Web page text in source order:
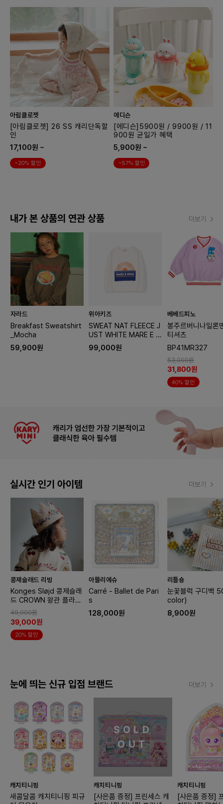
아림클로젯
[아림클로젯] 26 SS 캐리단독할
인
17,100원 ~
~20% 할인
에디슨
[에디슨]5900원 / 9900원 / 11
900원 균일가 혜택
5,900원 ~
~57% 할인
내가 본 상품의 연관 상품 더보기
자라드
Breakfast Sweatshirt
_Mocha
59,900원
위아키즈
SWEAT NAT FLEECE J
UST WHITE MARE E S
OLE
99,000원
베베드피노
봉주르버니나일론
티셔츠
BP41MR327
53,000원
31,800원
40% 할인
실시간 인기 아이템 더보기
콩제슬래드 리빙
Konges Sløjd 콩제슬래
드 CROWN 왕관 플라워
디노
49,000원
39,000원
20% 할인
아뜰리에슈
Carré - Ballet de Pari
s
128,000원
리틀숑
눈꽃블럭 구디백
color)
8,900원
눈에 띄는 신규 입점 브랜드 더보기
캐치티니핑
새콤달콤 캐치티니핑 피규
SOLD
OUT
캐치티니핑
[사은품 증정] 프린세스 캐
캐치티니핑
[사은품 증정]